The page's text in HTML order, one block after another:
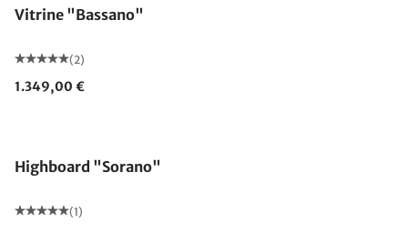
Vitrine "Bassano"
(2)
1.349,00 €
Highboard "Sorano"
(1)